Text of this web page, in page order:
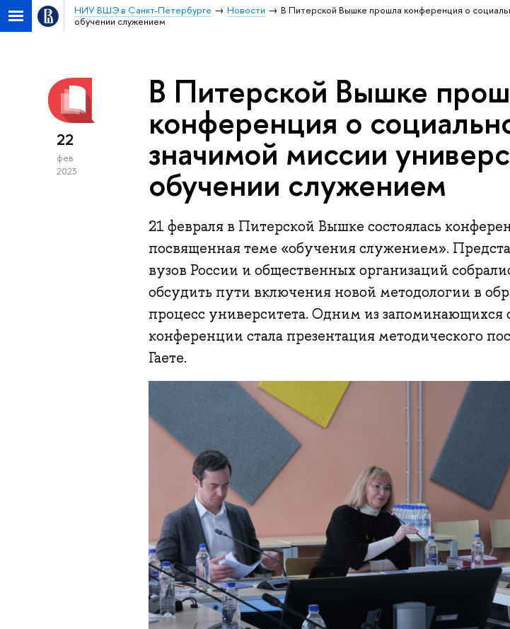
НИУ ВШЭ в Санкт-Петербурге Новости
В Питерской Вышке прошла конференция о
обучении служением
22
фев
2023
В Питерской Вышке
конференция о
значимой миссии
обучении служением
21 февраля в Питерской Вышке состоялась
посвященная теме «обучения служением».
вузов России и общественных организаций
обсудить пути включения новой методологии в
процесс университета. Одним из запоминающихся
конференции стала презентация методического
Гаете.